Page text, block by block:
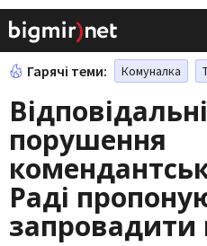
Гарячі теми: Комуналка
порушення
Раді